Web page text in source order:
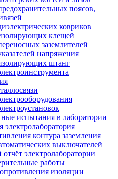
поясов,
ковриков
клещей
заземлителей
напряжения
штанг
испытания в лаборатории
контура заземления
выключателей
электролаборатории
работы
изоляции